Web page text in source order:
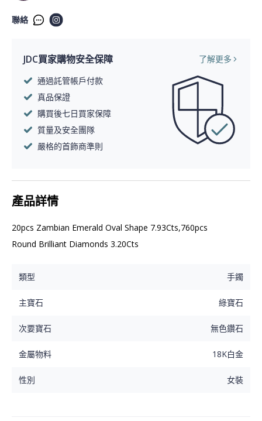
聯絡
JDC買家購物安全保障
了解更多
通過託管帳戶付款
真品保證
購買後七日買家保障
質量及安全團隊
嚴格的首飾商準則
產品詳情
20pcs Zambian Emerald Oval Shape 7.93Cts,760pcs
Round Brilliant Diamonds 3.20Cts
類型 手鐲
主寶石 綠寶石
次要寶石 無色鑽石
金屬物料 18K白金
性別 女裝